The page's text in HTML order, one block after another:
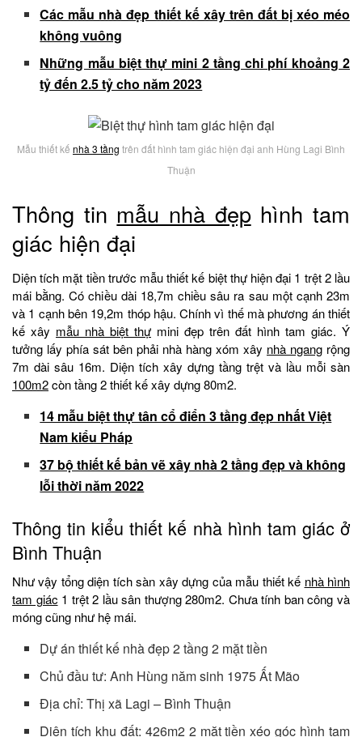
Các mẫu nhà đẹp thiết kế xây trên đất bị xéo méo
không vuông
Những mẫu biệt thự mini 2 tầng chi phí khoảng 2
tỷ đến 2.5 tỷ cho năm 2023
Mẫu thiết kế nhà 3 tầng trên đất hình tam giác hiện đại anh Hùng Lagi Bình
Thuận
Thông tin mẫu nhà đẹphình tam
giác hiện đại
Diện tích mặt tiền trước mẫu thiết kế biệt thự hiện đại 1 trệt 2 lầu
mái bằng. Có chiều dài 18,7m chiều sâu ra sau một cạnh 23m
và 1 cạnh bên 19,2m thóp hậu. Chính vì thế mà phương án thiết
kế xây mẫu nhà biệt thự mini đẹp trên đất hình tam giác. Ý
tưởng lấy phía sát bên phải nhà hàng xóm xây nhà ngang rộng
7m dài sâu 16m. Diện tích xây dựng tầng trệt và lầu mỗi sàn
100m2còn tầng 2 thiết kế xây dựng 80m2.
14 mẫu biệt thự tân cổ điển 3 tầng đẹp nhất Việt
Nam kiểu Pháp
37 bộ thiết kế bản vẽ xây nhà 2 tầng đẹp và không
lỗi thời năm 2022
Thông tin kiểu thiết kế nhà hình tam giác ở
Bình Thuận
Như vậy tổng diện tích sàn xây dựng của mẫu thiết kế nhà hình
tam giác 1 trệt 2 lầu sân thượng 280m2. Chưa tính ban công và
móng cũng như hệ mái.
Dự án thiết kế nhà đẹp 2 tầng 2 mặt tiền
Chủ đầu tư: Anh Hùng năm sinh 1975 Ất Mão
Địa chỉ: Thị xã Lagi – Bình Thuận
Diện tích khu đất: 426m2 2 mặt tiền xéo góc hình tam